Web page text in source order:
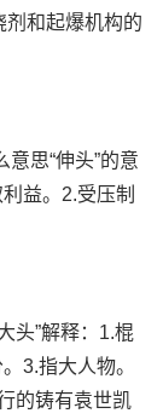
剂和起爆机构的
思“伸头”的意
益。2.受压制
头”解释：1.棍
3.指大人物。
的铸有袁世凯